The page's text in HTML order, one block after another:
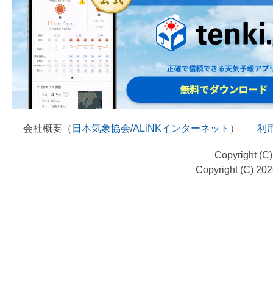
会社概要（ 日本気象協会/ALiNKインターネット ） 利
Copyright
Copyright (C)